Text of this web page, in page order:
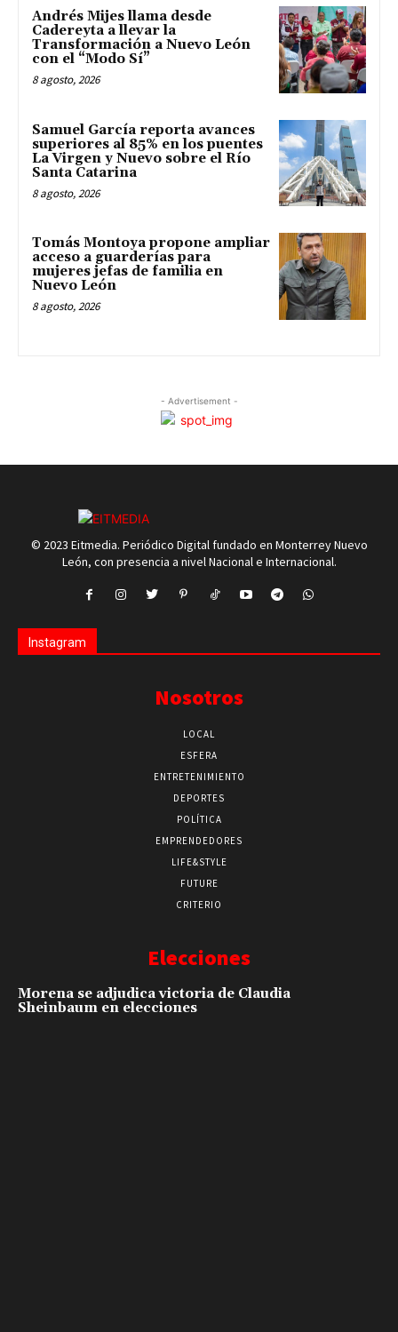
Andrés Mijes llama desde
Cadereyta a llevar la
Transformación a Nuevo León
con el “Modo Sí”
8 agosto, 2026
Samuel García reporta avances
superiores al 85% en los puentes
La Virgen y Nuevo sobre el Río
Santa Catarina
8 agosto, 2026
Tomás Montoya propone ampliar
acceso a guarderías para
mujeres jefas de familia en
Nuevo León
8 agosto, 2026
- Advertisement -
© 2023 Eitmedia. Periódico Digital fundado en Monterrey Nuevo
León, con presencia a nivel Nacional e Internacional.
Instagram
Nosotros
LOCAL
ESFERA
ENTRETENIMIENTO
DEPORTES
POLÍTICA
EMPRENDEDORES
LIFE&STYLE
FUTURE
CRITERIO
Elecciones
Morena se adjudica victoria de Claudia
Sheinbaum en elecciones